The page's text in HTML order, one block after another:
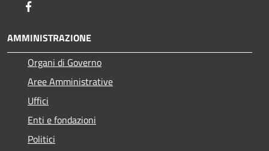
AMMINISTRAZIONE
Organi di Governo
Aree Amministrative
Uffici
Enti e fondazioni
Politici